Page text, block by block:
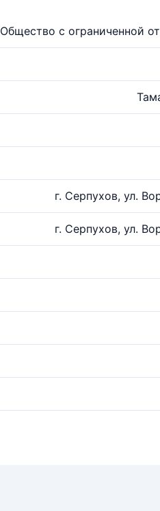
Общество с ограниченной
г. Серпухов, ул.
г. Серпухов, ул.